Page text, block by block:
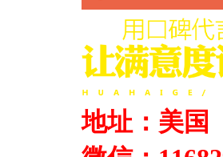
地址：美国